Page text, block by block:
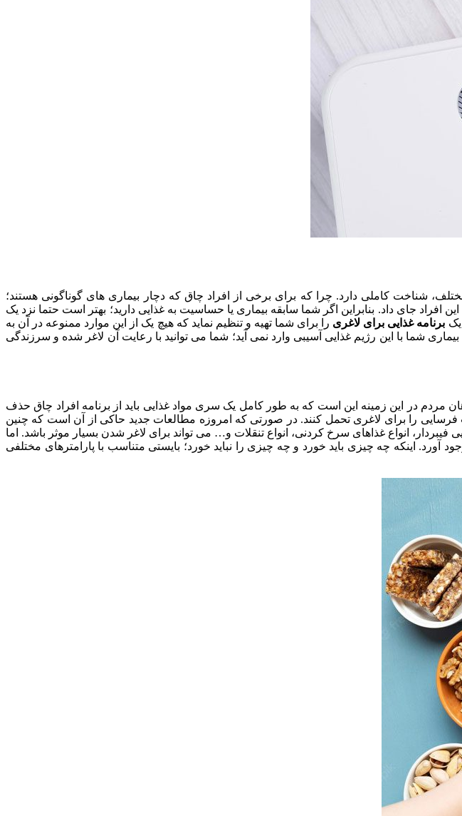
شناخت کاملی دارد. چرا که برای برخی از افراد چاق که دچار بیماری های گوناگونی هستند؛
جای داد. بنابراین اگر شما سابقه بیماری یا حساسیت به غذایی دارید؛ بهتر است حتما نزد یک
برنامه غذایی برای لاغری را برای شما تهیه و تنظیم نماید که هیچ یک از این موارد ممنوعه در آن به
شما با این رژیم غذایی آسیبی وارد نمی آید؛ شما می توانید با رعایت آن لاغر شده و سرزندگی
مردم در این زمینه این است که به طور کامل یک سری مواد غذایی باید از برنامه افراد چاق حذف
را برای لاغری تحمل کنند. در صورتی که امروزه مطالعات جدید حاکی از آن است که چنین
انواع غذاهای سرخ کردنی، انواع تنقلات و… می تواند برای لاغر شدن بسیار موثر باشد. اما
اینکه چه چیزی باید خورد و چه چیزی را نباید خورد؛ بایستی متناسب با پارامترهای مختلفی